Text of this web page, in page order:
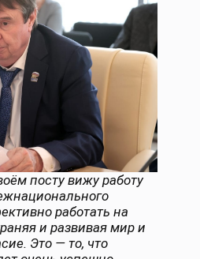
посту вижу работу
работать на
и развивая мир и
Это — то, что